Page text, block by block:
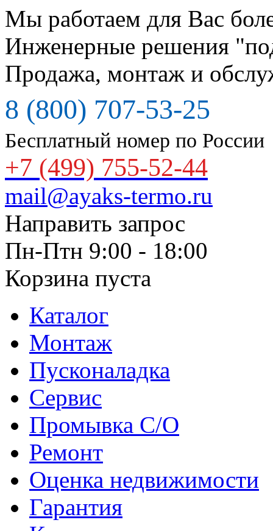
Мы работаем для Вас
Инженерные решения
Продажа, монтаж и
8 (800) 707-53-25
Бесплатный номер по России
+7 (499) 755-52-44
mail@ayaks-termo.ru
Направить запрос
Пн-Птн 9:00 - 18:00
Корзина пуста
Каталог
Монтаж
Пусконаладка
Сервис
Промывка С/О
Ремонт
Оценка недвижимости
Гарантия